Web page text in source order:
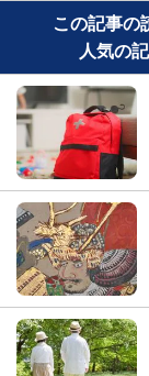
この記事の
人気の